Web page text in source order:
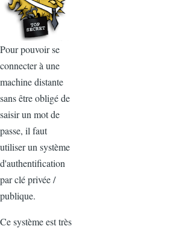
Pour pouvoir se
connecter à une
machine distante
sans être obligé de
saisir un mot de
passe, il faut
utiliser un système
d'authentification
par clé privée /
publique.
Ce système est très